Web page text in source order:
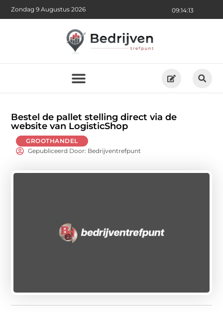
09:14:14
Zondag 9 Augustus 2026
Bestel de pallet stelling direct via de
website van LogisticShop
GROOTHANDEL
Gepubliceerd Door: Bedrijventrefpunt